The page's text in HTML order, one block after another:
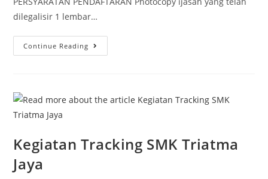
dilegalisir 1 lembar…
Continue Reading
Kegiatan Tracking SMK Triatma
Jaya